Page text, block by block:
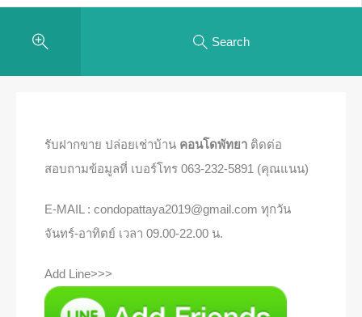
Search
รับฝากขาย ปล่อยเช่าบ้าน คอนโดพัทยา ติดต่อ
สอบถามข้อมูลที่ เบอร์โทร 063-232-5891 (คุณแนน)
E-MAIL : condopattaya2019@gmail.com ทุกวัน
จันทร์-อาทิตย์ เวลา 09.00-22.00 น.
Add Line>>>